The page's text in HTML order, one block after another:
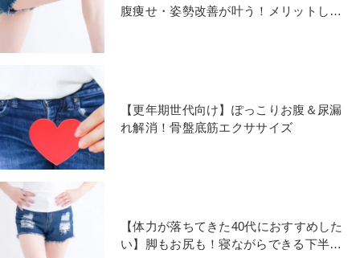
腹痩せ・姿勢改善が叶う！メリットしか
【更年期世代向け】ぽっこりお腹＆尿漏
れ解消！骨盤底筋エクササイズ
【体力が落ちてきた40代におすすめした
い】脚もお尻も！寝ながらできる下半身